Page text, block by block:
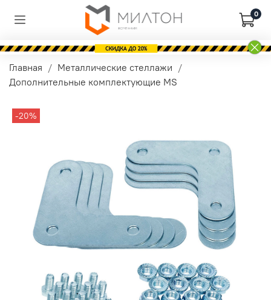
0
Главная
Металлические стеллажи
Дополнительные комплектующие MS
-20%